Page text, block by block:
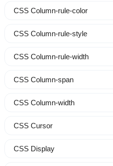
CSS Column-rule-color
CSS Column-rule-style
CSS Column-rule-width
CSS Column-span
CSS Column-width
CSS Cursor
CSS Display